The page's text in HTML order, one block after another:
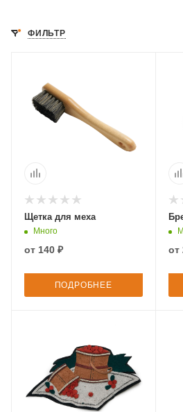
ФИЛЬТР
Щетка для меха
Много
от 140 ₽
ПОДРОБНЕЕ
от